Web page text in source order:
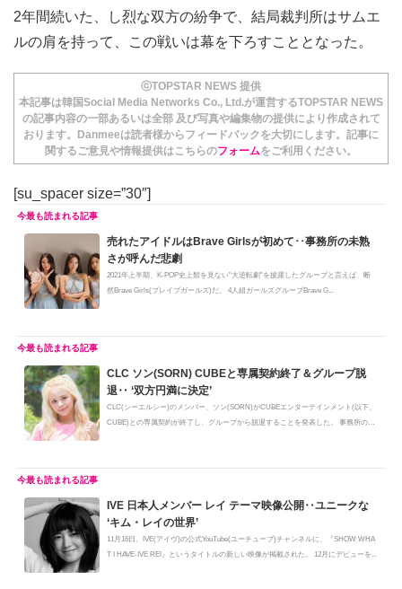
2年間続いた、し烈な双方の紛争で、結局裁判所はサムエ
ルの肩を持って、この戦いは幕を下ろすこととなった。
ⓒTOPSTAR NEWS 提供
本記事は韓国Social Media Networks Co., Ltd.が運営するTOPSTAR NEWS
の記事内容の一部あるいは全部 及び写真や編集物の提供により作成されて
おります。Danmeeは読者様からフィードバックを大切にします。記事に
関するご意見や情報提供はこちらのフォームをご利用ください。
[su_spacer size=”30″]
売れたアイドルはBrave Girlsが初めて･･事務所の未熟
さが呼んだ悲劇
2021年上半期、K-POP史上類を見ない"大逆転劇"を披露したグループと言えば、断
然Brave Girls(ブレイブガールズ)だ。 4人組ガールズグループBrave G...
CLC ソン(SORN) CUBEと専属契約終了＆グループ脱
退‥ ‘双方円満に決定’
CLC(シーエルシー)のメンバー、ソン(SORN)がCUBEエンターテインメント(以下、
CUBE)との専属契約が終了し、グループから脱退することを発表した。 事務所の
IVE 日本人メンバー レイ テーマ映像公開‥ユニークな
‘キム・レイの世界’
11月16日、IVE(アイヴ)の公式YouTube(ユーチューブ)チャンネルに、『SHOW WHA
T I HAVE‐IVE REI』というタイトルの新しい映像が掲載された。 12月にデビューを...